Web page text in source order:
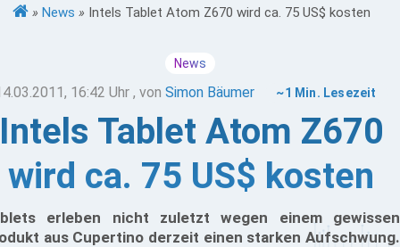
» News » Intels Tablet Atom Z670 wird ca. 75 US$ kosten
News
16:42 Uhr , vonSimon Bäumer ~1 Min. Lesezeit
Tablet Atom Z670
wird ca. 75 US$ kosten
erleben nicht zuletzt wegen einem gewissen
aus Cupertino derzeit einen starken Aufschwung.